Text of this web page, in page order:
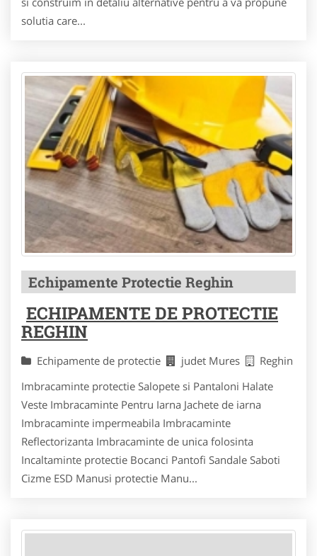
solutia care...
Echipamente Protectie Reghin
ECHIPAMENTE DE PROTECTIE
REGHIN
Echipamente de protectie judet Mures
Reghin
Imbracaminte protectie Salopete si Pantaloni Halate
Veste Imbracaminte Pentru Iarna Jachete de iarna
Imbracaminte impermeabila Imbracaminte
Reflectorizanta Imbracaminte de unica folosinta
Incaltaminte protectie Bocanci Pantofi Sandale Saboti
Cizme ESD Manusi protectie Manu...